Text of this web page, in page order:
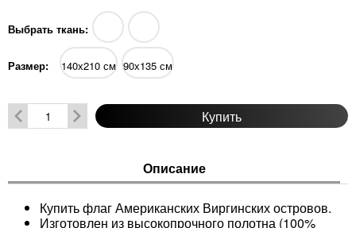
Выбрать ткань:
Размер: 140х210 см 90х135 см
Купить
Описание
Купить флаг Американских Виргинских островов.
Изготовлен из высокопрочного полотна (100%